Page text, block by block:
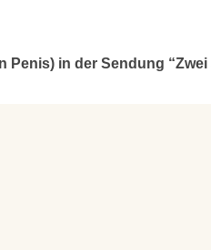
Penis) in der Sendung